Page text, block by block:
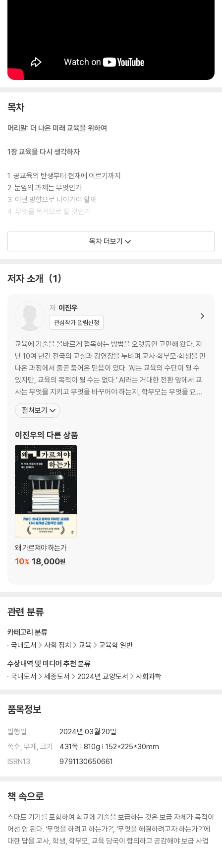
목차
머리말: 더 나은 미래 교육을 위하여
1장 교육을 다시 생각하자
1. 공교육의 탄생부터 현재에 이르기까지
2. 눈앞의 과제는 무엇인가
3. 어떤 방향으로 나아가야 할까
4. 무엇을 목적으로 할 것인가
2장 바야흐로 기술의 시대다
3. 에듀테크의 현주소
3장 왜 교육에 기술을 사용해야 하는가
1. 교육의 안정성 확보
2. 교육의 시공간 확대
3. 빠른 속도 구현
4. 재미 요소 도입
5. 데이터 확보 및 활용
6. 협력 강화
7. 교육 주체 간 소통 강화
1. 교육에 필요한 기술은 어떤 것일까
2. 기술의 적용 과정
5장 기술의 선택
1. 기술의 적용 과정
2. 무엇을 어떻게 선택할 것인가
3. 어떤 기준으로 선택할 것인가
6장 기술의 운용
7장 기술은 항상 옳은가?
1. 스크린 읽기 vs. 종이책 읽기
3. 교육에 기술을 어디까지 사용해야 할까
4. 인공지능 활용법
8장 교육에 기술이 잘 적용되려면
1. 교육 목적 정립
2. 제도 정비의 필요
3. 전문적 학습 공동체 활성화
목차 더보기
저자 소개 1
저 이진우
관심작가 알림신청
교육에 기술을 올바르게 접목하는 방법을 오랫동안 고민해 왔다. 지
난 10여 년간 전국의 교실과 강연장을 누비며 교사·학부모·학생을 만
나온 과정에서 줄곧 품어온 믿음이 있다. ‘AI는 교육의 수단이 될 수
있지만, 교육의 목적이 될 수는 없다.’ AI라는 거대한 전환 앞에서 교
사는 무엇을 지키고 무엇을 바꾸어야 하는지, 학부모는 무엇을 요구
하고 무엇을 맡겨야 하는지, 그 구체적인 방법을 치열하게 고민하고
있다. LG전자 이동통신연구소 연구원을 시작으로 퀄컴 코리아, SK
했다. 2011년 세계 최초 크롬북을 미국 시장
펼쳐보기
이진우의 다른 상품
왜 가르쳐야 하는가
18,000원
10%
관련 분류
수상내역 및 미디어 추천 분류
국내도서
세종도서 2024년 교양도서 사회과학
카테고리 분류
국내도서
사회 정치 교육 교육학 일반
품목정보
발행일
2024년 03월 20일
쪽수, 무게, 크기
431쪽 | 810g | 152*225*30mm
ISBN13
9791130650661
책 속으로
스마트 기기를 포함하여 학교에 기술을 보급하는 것은 보급 자체가 목적이
어선 안 된다. ‘무엇을 하려고 하는가?’, ‘무엇을 해결하려고자 하는가?’에
대한 답을 교사, 학생, 학부모, 교육 당국이 합의하고 공감해야 보급 사업